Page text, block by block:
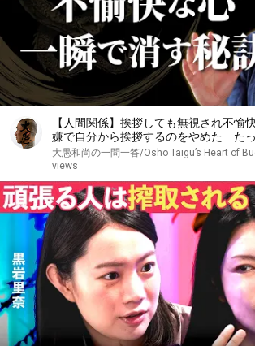
【人間関係】挨拶しても無視され不
嫌で自分から挨拶するのをやめた たっ
の返事に振り回されずに済む｢考え方｣
問一答
大愚和尚の一問一答/Osho Taigu’s Heart of
views